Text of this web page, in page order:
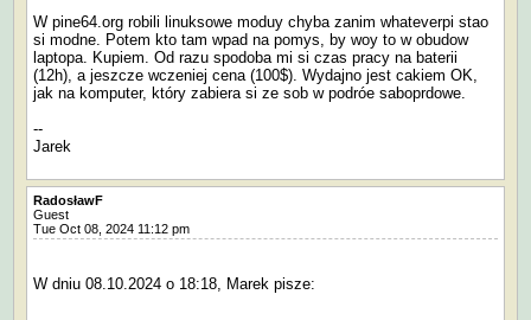
W pine64.org robili linuksowe moduy chyba zanim whateverpi stao
si modne. Potem kto tam wpad na pomys, by woy to w obudow
laptopa. Kupiem. Od razu spodoba mi si czas pracy na baterii
(12h), a jeszcze wczeniej cena (100$). Wydajno jest cakiem OK,
jak na komputer, który zabiera si ze sob w podróe saboprdowe.
--
Jarek
RadosławF
Guest
Tue Oct 08, 2024 11:12 pm
W dniu 08.10.2024 o 18:18, Marek pisze: